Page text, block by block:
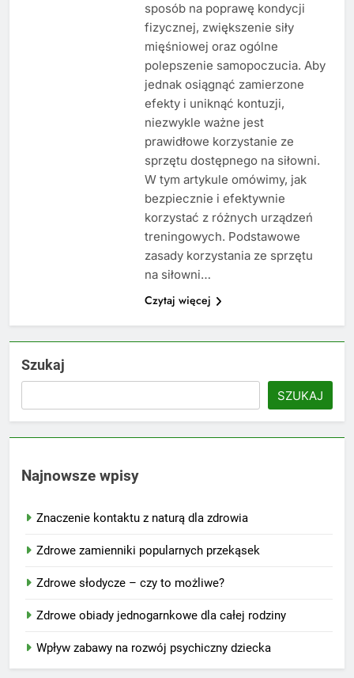
sposób na poprawę kondycji
fizycznej, zwiększenie siły
mięśniowej oraz ogólne
polepszenie samopoczucia. Aby
jednak osiągnąć zamierzone
efekty i uniknąć kontuzji,
niezwykle ważne jest
prawidłowe korzystanie ze
sprzętu dostępnego na siłowni.
W tym artykule omówimy, jak
bezpiecznie i efektywnie
korzystać z różnych urządzeń
treningowych. Podstawowe
zasady korzystania ze sprzętu
na siłowni…
Czytaj więcej
Szukaj
SZUKAJ
Najnowsze wpisy
Znaczenie kontaktu z naturą dla zdrowia
Zdrowe zamienniki popularnych przekąsek
Zdrowe słodycze – czy to możliwe?
Zdrowe obiady jednogarnkowe dla całej rodziny
Wpływ zabawy na rozwój psychiczny dziecka